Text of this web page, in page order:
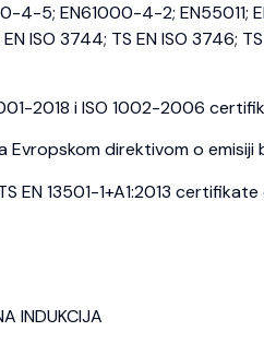
4-5; EN61000-4-2;
3744; TS EN ISO 3746;
2018 i ISO 1002-2006
direktivom o
EN 13501-1+A1:2013
INDUKCIJA